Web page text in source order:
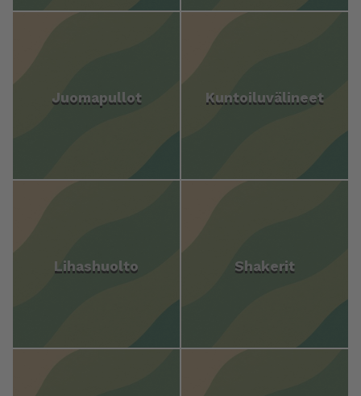
Juomapullot Kuntoiluvälineet
Lihashuolto Shakerit